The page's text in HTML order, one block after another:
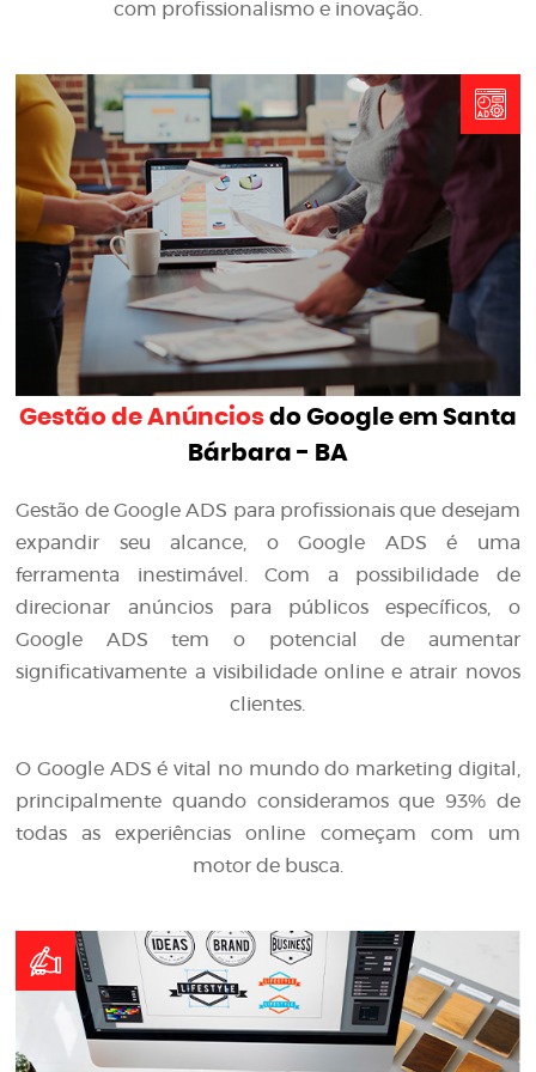
com profissionalismo e inovação.
Gestão de Anúnciosdo Google em Santa
Bárbara - BA
Gestão de Google ADS para profissionais que desejam
expandir seu alcance, o Google ADS é uma
ferramenta inestimável. Com a possibilidade de
direcionar anúncios para públicos específicos, o
Google ADS tem o potencial de aumentar
significativamente a visibilidade online e atrair novos
clientes.
O Google ADS é vital no mundo do marketing digital,
principalmente quando consideramos que 93% de
todas as experiências online começam com um
motor de busca.